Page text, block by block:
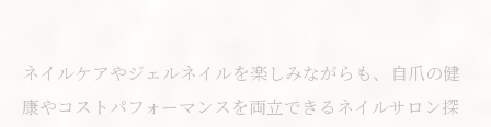
ネイルケアやジェルネイルを楽しみながらも、自爪の健
康やコストパフォーマンスを両立できるネイルサロン探